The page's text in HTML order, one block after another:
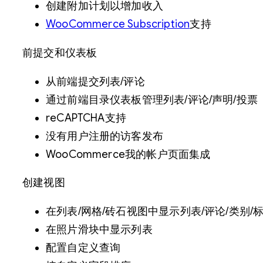
创建附加计划以增加收入
WooCommerce Subscription支持
前提交和仪表板
从前端提交列表/评论
通过前端目录仪表板管理列表/评论/声明/投票
reCAPTCHA支持
没有用户注册的访客发布
WooCommerce我的帐户页面集成
创建视图
在列表/网格/砖石视图中显示列表/评论/类别/
在照片滑块中显示列表
配置自定义查询